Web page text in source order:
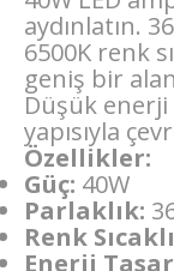
aydınlatın.
6500K renk
geniş bir
Düşük
yapısıyla
Özellikler:
Güç: 40W
Parlaklık:
Renk
Enerji